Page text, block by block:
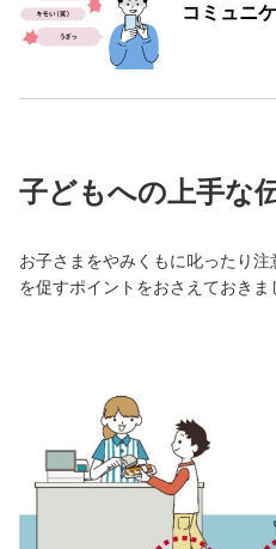
コミュニ
子どもへの上手な
お子さまをやみくもに叱ったり
を促すポイントをおさえておきま